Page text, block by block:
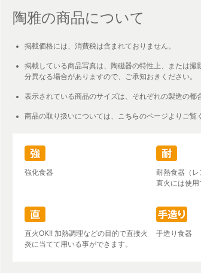
陶雅の商品について
掲載価格には、消費税は含まれておりません。
掲載している商品写真は、陶磁器の特性上、または
分異なる場合がありますので、ご承知おきください。
表示されている商品のサイズは、それぞれの製造の都
商品の取り扱いについては、 こちらのページよりご覧
強化食器
耐熱食器（レ
直火には使用
直火OK!! 加熱調理などの目的で直接火
炎に当てて用いる事ができます。
手造り食器